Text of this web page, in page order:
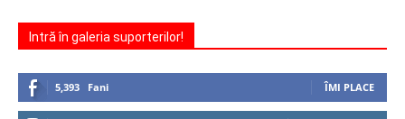
Intră în galeria suporterilor!
5,393 Fani ÎMI PLACE